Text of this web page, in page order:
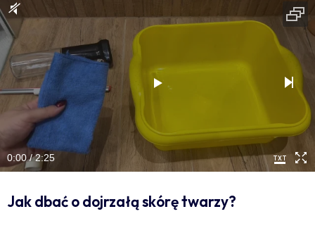
0:00 / 2:25
Jak dbać o dojrzałą skórę twarzy?